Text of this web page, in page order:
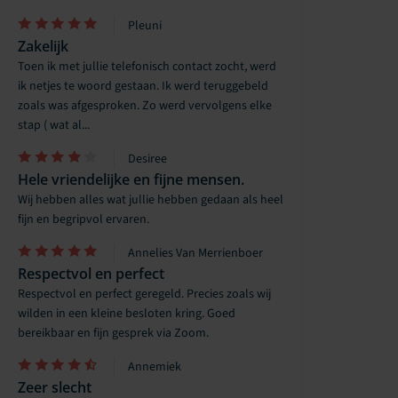
Pleuni
Zakelijk
Toen ik met jullie telefonisch contact zocht, werd
ik netjes te woord gestaan. Ik werd teruggebeld
zoals was afgesproken. Zo werd vervolgens elke
stap ( wat al...
Desiree
Hele vriendelijke en fijne mensen.
Wij hebben alles wat jullie hebben gedaan als heel
fijn en begripvol ervaren.
Annelies Van Merrienboer
Respectvol en perfect
Respectvol en perfect geregeld. Precies zoals wij
wilden in een kleine besloten kring. Goed
bereikbaar en fijn gesprek via Zoom.
Annemiek
Zeer slecht